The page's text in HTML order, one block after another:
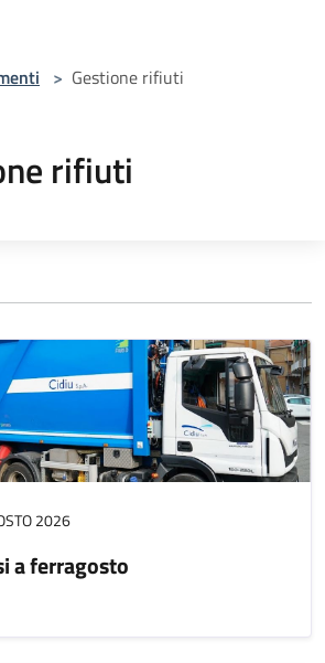
> Gestione rifiuti
rifiuti
2026
a ferragosto